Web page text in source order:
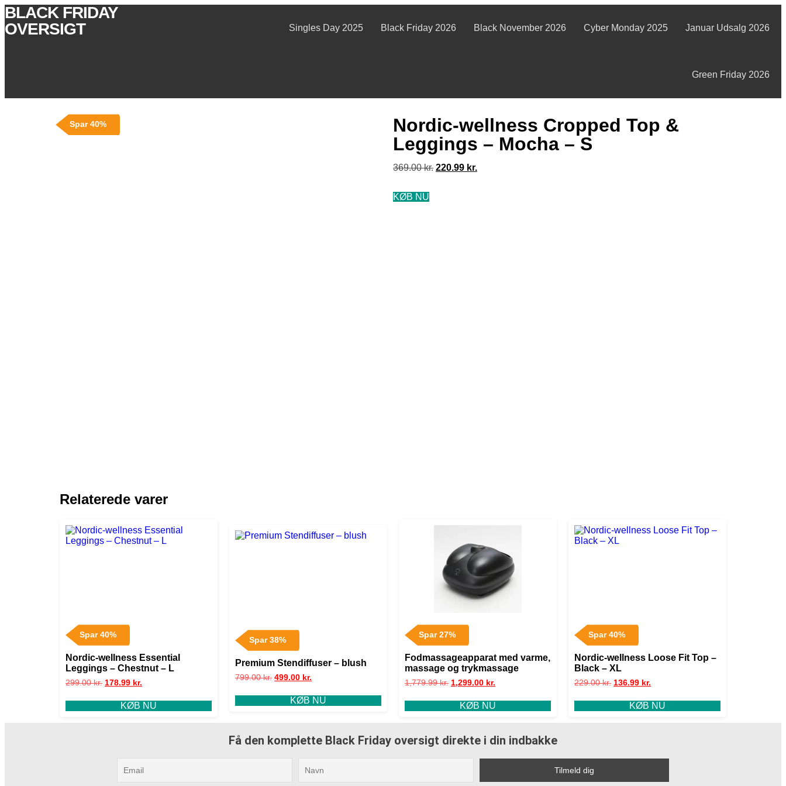
BLACK FRIDAY
OVERSIGT
Singles Day 2025 Black Friday 2026 Black November 2026 Cyber Monday 2025 Januar Udsalg 2026
Green Friday 2026
Spar 40%
Nordic-wellness Cropped Top &
Leggings – Mocha – S
369.00kr. 220.99 kr.
KØB NU
Relaterede varer
Spar 40%
Nordic-wellness Essential
Leggings – Chestnut – L
299.00kr. 178.99 kr.
KØB NU
Spar 38%
Premium Stendiffuser – blush
799.00kr. 499.00 kr.
KØB NU
Spar 27%
Fodmassageapparat med varme,
massage og trykmassage
1,779.99kr. 1,299.00 kr.
KØB NU
Spar 40%
Nordic-wellness Loose Fit Top –
Black – XL
229.00kr. 136.99 kr.
KØB NU
Få den komplette Black Friday oversigt direkte i din indbakke